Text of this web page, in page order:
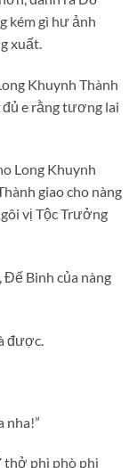
kém gì hư ảnh
xuất.
Khuynh Thành
e rằng tương lai
Long Khuynh
giao cho nàng
vị Tộc Trưởng
Đế Binh của nàng
được.
nha!”
thở phì phò phì